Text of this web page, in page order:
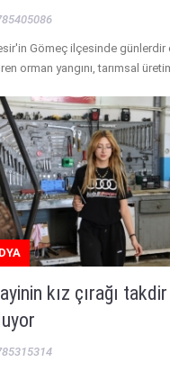
Gömeç ilçesinde günlerdir
orman yangını, tarımsal
kız çırağı takdir